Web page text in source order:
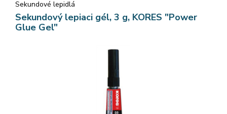
Sekundové lepidlá
Sekundový lepiaci gél, 3 g, KORES "Power
Glue Gel"